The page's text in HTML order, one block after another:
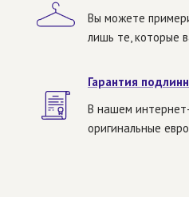
Вы можете
лишь те, которые
Гарантия
В нашем
оригинальные